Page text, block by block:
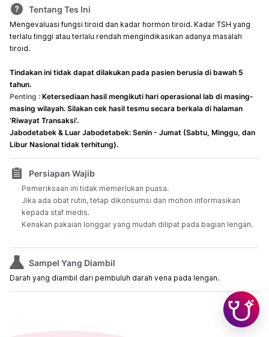
Tentang Tes Ini
Mengevaluasi fungsi tiroid dan kadar hormon tiroid. Kadar TSH yang
terlalu tinggi atau terlalu rendah mengindikasikan adanya masalah
tiroid.
Tindakan ini tidak dapat dilakukan pada pasien berusia di bawah 5
tahun.
Penting : Ketersediaan hasil mengikuti hari operasional lab di masing-
masing wilayah. Silakan cek hasil tesmu secara berkala di halaman
‘Riwayat Transaksi’.
Jabodetabek & Luar Jabodetabek: Senin - Jumat (Sabtu, Minggu, dan
Libur Nasional tidak terhitung).
Persiapan Wajib
Pemeriksaan ini tidak memerlukan puasa.
Jika ada obat rutin, tetap dikonsumsi dan mohon informasikan
kepada staf medis.
Kenakan pakaian longgar yang mudah dilipat pada bagian lengan.
Sampel Yang Diambil
Darah yang diambil dari pembuluh darah vena pada lengan.